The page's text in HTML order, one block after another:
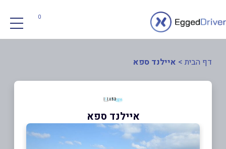
0
דף הבית > איילנד ספא
איילנד ספא